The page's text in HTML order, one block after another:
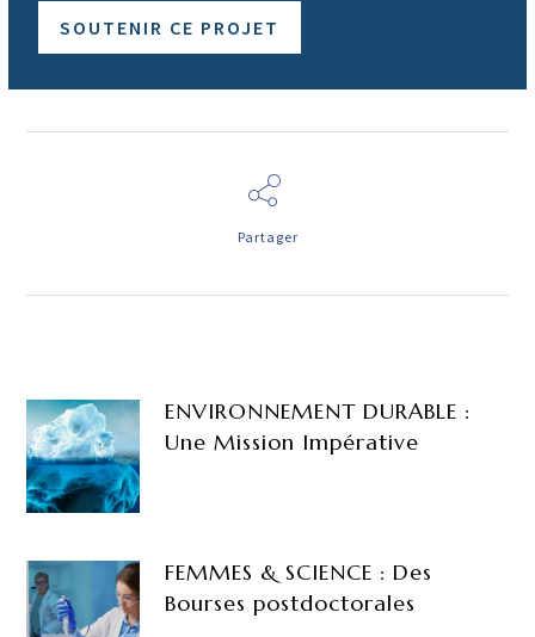
SOUTENIR CE PROJET
Partager
ENVIRONNEMENT DURABLE :
Une Mission Impérative
FEMMES & SCIENCE : Des
Bourses postdoctorales